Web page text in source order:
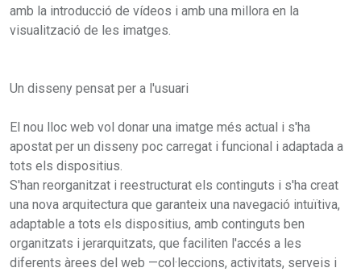
amb la introducció de vídeos i amb una millora en la
visualització de les imatges.
Un disseny pensat per a l'usuari
El nou lloc web vol donar una imatge més actual i s'ha
apostat per un disseny poc carregat i funcional i adaptada a
tots els dispositius.
S'han reorganitzat i reestructurat els continguts i s'ha creat
una nova arquitectura que garanteix una navegació intuïtiva,
adaptable a tots els dispositius, amb continguts ben
organitzats i jerarquitzats, que faciliten l'accés a les
diferents àrees del web —col·leccions, activitats, serveis i